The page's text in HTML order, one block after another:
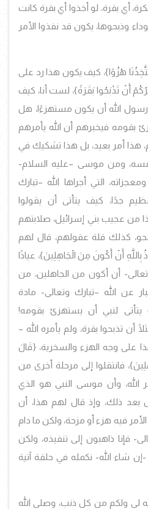
أي بقرة، لو أخذوا أي بقرة كانت
وذبحوها، يكون قد نفذوا الأمر
هُزُوًا}، كيف يكون هذا رد على
أَنْ تَذْبَحُوا بَقَرَةً}، لست أنا، كيف
الله أن يكون مستهزءًا، هل
فيخبرهم أن الله يأمرهم
هذا أمر بعيد، بل هذا تشكيك في
ومن موسى –عليه السلام-
التي أجراها الله –تبارك
جدًا، كيف يتأتى أن يقولوا
من عجيب بني إسرائيل، صلابتهم
كذلك قلة عقولهم، قال لهم
بِاللَّهِ أَنْ أَكُونَ مِنَ الْجَاهِلِينَ}، عياذًا
وتعالى- أن أكون من الجاهلين، من
عن الله –تبارك وتعالى- مادة
يتأتى لنبي أن يستهزئ بقومه!
أن تذبحوا بقرة، ولم يأمره الله –
على وجه الهزء والسخرية، {قَالَ
فانتقلوا إلى مرحلة أخرى من
الله، وأن موسى النبي هو الذي
بعد ذلك، وإذ قال لهم هذا، أن
فيه هزء أو مزحة، ولكن ما دام
فإنا ذاهبون إلى تنفيذه، ولكن
إن شاء الله- نكمله في حلقة آتية
لي ولكم من كل ذنب، وصلى الله